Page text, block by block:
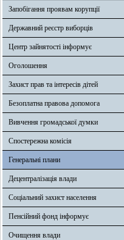
Запобігання проявам корупції
Державний реєстр виборців
Центр зайнятості інформує
Оголошення
Захист прав та інтересів дітей
Безоплатна правова допомога
Вивчення громадської думки
Спостережна комісія
Генеральні плани
Децентралізація влади
Соціальний захист населення
Пенсійний фонд інформує
Очищення влади